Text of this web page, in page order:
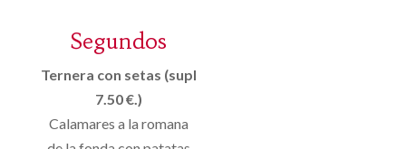
Segundos
Ternera con setas (supl
7.50 €.)
Calamares a la romana